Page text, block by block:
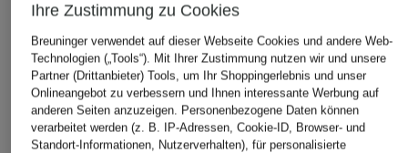
Ihre Zustimmung zu Cookies
Breuninger verwendet auf dieser Webseite Cookies und andere Web-
Technologien („Tools“). Mit Ihrer Zustimmung nutzen wir und unsere
Partner (Drittanbieter) Tools, um Ihr Shoppingerlebnis und unser
Onlineangebot zu verbessern und Ihnen interessante Werbung auf
anderen Seiten anzuzeigen. Personenbezogene Daten können
verarbeitet werden (z. B. IP-Adressen, Cookie-ID, Browser- und
Standort-Informationen, Nutzerverhalten), für personalisierte